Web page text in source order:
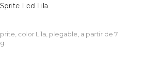
Led Lila
color Lila, plegable, a partir de 7